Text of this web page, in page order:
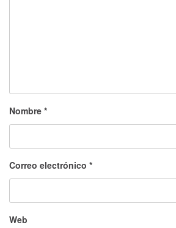
Nombre *
Correo electrónico *
Web